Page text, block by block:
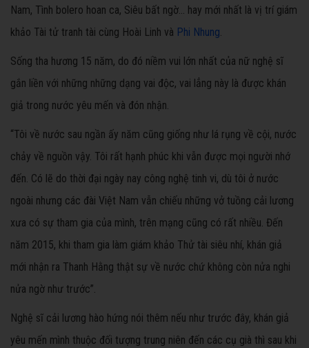
Nam, Tình bolero hoan ca, Siêu bất ngờ... hay mới nhất là vị trí giám
khảo Tài tử tranh tài cùng Hoài Linh và Phi Nhung.
Sống tha hương 15 năm, do đó niềm vui lớn nhất của nữ nghệ sĩ
gắn liền với những những dạng vai độc, vai lẳng này là được khán
giả trong nước yêu mến và đón nhận.
“Tôi về nước sau ngần ấy năm cũng giống như lá rụng về cội, nước
chảy về nguồn vậy. Tôi rất hạnh phúc khi vẫn được mọi người nhớ
đến. Có lẽ do thời đại ngày nay công nghệ tinh vi, dù tôi ở nước
ngoài nhưng các đài Việt Nam vẫn chiếu những vở tuồng cải lương
xưa có sự tham gia của mình, trên mạng cũng có rất nhiều. Đến
năm 2015, khi tham gia làm giám khảo Thử tài siêu nhí, khán giả
mới nhận ra Thanh Hằng thật sự về nước chứ không còn nửa nghi
nửa ngờ như trước”.
Nghệ sĩ cải lương hào hứng nói thêm nếu như trước đây, khán giả
yêu mến mình thuộc đối tượng trung niên đến các cụ già thì sau khi